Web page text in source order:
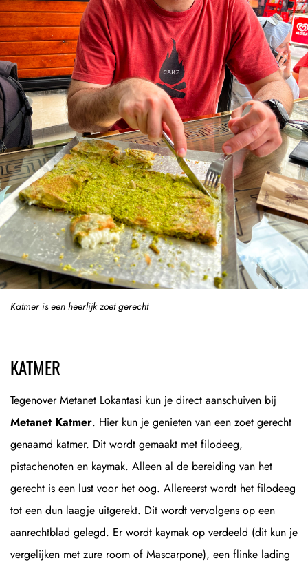
Katmer is een heerlijk zoet gerecht
KATMER
Tegenover Metanet Lokantasi kun je direct aanschuiven bij
Metanet Katmer. Hier kun je genieten van een zoet gerecht
genaamd katmer. Dit wordt gemaakt met filodeeg,
pistachenoten en kaymak. Alleen al de bereiding van het
gerecht is een lust voor het oog. Allereerst wordt het filodeeg
tot een dun laagje uitgerekt. Dit wordt vervolgens op een
aanrechtblad gelegd. Er wordt kaymak op verdeeld (dit kun je
vergelijken met zure room of Mascarpone), een flinke lading